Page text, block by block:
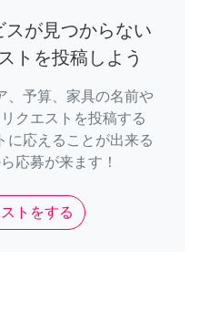
スが見つからない
トを投稿しよう
、予算、家具の名前や
クエストを投稿する
に応えることが出来る
応募が来ます！
トをする